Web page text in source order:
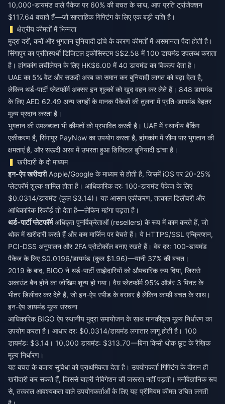
10,000-डायमंड वाले पैकेज पर 60% की बचत के साथ, आप प्रति ट्रांजेक्शन
$117.64 बचाते हैं—जो साप्ताहिक गिफ्टिंग के लिए एक बड़ी राशि है।
क्षेत्रीय कीमतों में भिन्नता
मुद्रा दरों, करों और भुगतान बुनियादी ढांचे के कारण कीमतों में असमानता पैदा होती है।
सिंगापुर का प्रतिस्पर्धी डिजिटल इकोसिस्टम S$2.58 में 100 डायमंड उपलब्ध कराता
है। हांगकांग लचीलेपन के लिए HK$6.00 में 40 डायमंड का विकल्प देता है।
UAE का 5% वैट और सऊदी अरब का समान कर बुनियादी लागत को बढ़ा देता है,
लेकिन थर्ड-पार्टी प्लेटफॉर्म अक्सर इन शुल्कों को खुद वहन कर लेते हैं। 848 डायमंड
के लिए AED 62.49 अन्य जगहों के मानक पैकेजों की तुलना में प्रति-डायमंड बेहतर
मूल्य प्रदान करता है।
भुगतान की उपलब्धता भी कीमतों को प्रभावित करती है। UAE में स्थानीय बैंकिंग
एकीकरण है, सिंगापुर PayNow का उपयोग करता है, हांगकांग में सीमा पार भुगतान की
क्षमताएं हैं, और सऊदी अरब में उभरता हुआ डिजिटल बुनियादी ढांचा है।
खरीदारी के दो माध्यम
इन-ऐप खरीदारीApple/Google के माध्यम से होती है, जिसमें iOS पर 20-25%
प्लेटफॉर्म शुल्क शामिल होता है। आधिकारिक दर: 100-डायमंड पैकेज के लिए
$0.0314/डायमंड (कुल $3.14)। यह आसान एकीकरण, तत्काल डिलीवरी और
आधिकारिक रिकॉर्ड तो देता है—लेकिन महंगा पड़ता है।
थर्ड-पार्टी प्लेटफॉर्मअधिकृत पुनर्विक्रेताओं (resellers) के रूप में काम करते हैं, जो
थोक में खरीदारी करते हैं और कम मार्जिन पर बेचते हैं। ये HTTPS/SSL एन्क्रिप्शन,
PCI-DSS अनुपालन और 2FA प्रोटोकॉल बनाए रखते हैं। वेब दर: 100-डायमंड
पैकेज के लिए $0.0196/डायमंड (कुल $1.96)—यानी 37% की बचत।
2019 के बाद, BIGO ने थर्ड-पार्टी साझेदारियों को औपचारिक रूप दिया, जिससे
अकाउंट बैन होने का जोखिम शून्य हो गया। वैध प्लेटफॉर्म 95% ऑर्डर 3 मिनट के
भीतर डिलीवर कर देते हैं, जो इन-ऐप स्पीड के बराबर है लेकिन काफी बचत के साथ।
इन-ऐप डायमंड मूल्य संरचना
आधिकारिक BIGO ऐप स्थानीय मुद्रा समायोजन के साथ मानकीकृत मूल्य निर्धारण का
उपयोग करता है। आधार दर: $0.0314/डायमंड लगातार लागू होती है। 100
डायमंड: $3.14। 10,000 डायमंड: $313.70—बिना किसी थोक छूट के रैखिक
मूल्य निर्धारण।
यह बचत के बजाय सुविधा को प्राथमिकता देता है। उपयोगकर्ता गिफ्टिंग के दौरान ही
खरीदारी कर सकते हैं, जिससे बाहरी नेविगेशन की जरूरत नहीं पड़ती। मनोवैज्ञानिक रूप
से, तत्काल आवश्यकता वाले उपयोगकर्ताओं के लिए यह प्रीमियम कीमत उचित लगती